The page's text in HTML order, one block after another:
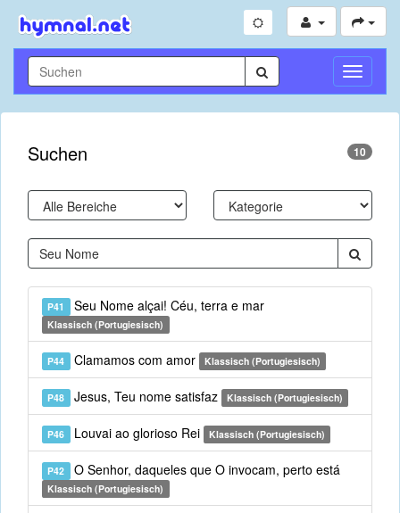
Suchen 10
P41 Seu Nome alçai! Céu, terra e mar
Klassisch (Portugiesisch)
P44 Clamamos com amor Klassisch (Portugiesisch)
P48 Jesus, Teu nome satisfaz Klassisch (Portugiesisch)
P46 Louvai ao glorioso Rei Klassisch (Portugiesisch)
P42 O Senhor, daqueles que O invocam, perto está
Klassisch (Portugiesisch)